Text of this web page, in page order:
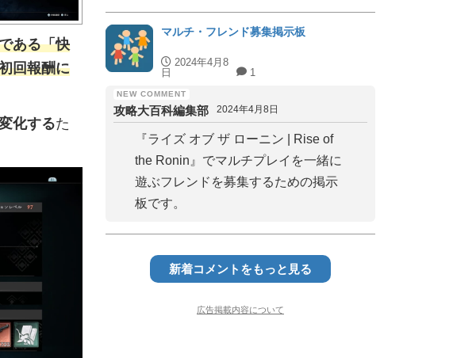
ある「快
回報酬に
化するた
マルチ・フレンド募集掲示板
2024年4月8
日
1
攻略大百科編集部 2024年4月8日
『ライズ オブ ザ ローニン | Rise of
the Ronin』でマルチプレイを一緒に
遊ぶフレンドを募集するための掲示
板です。
新着コメントをもっと見る
広告掲載内容について